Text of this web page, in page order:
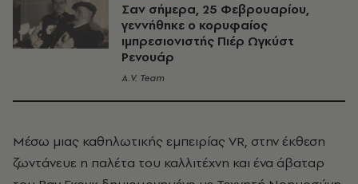
Σαν σήμερα, 25 Φεβρουαρίου,
γεννήθηκε ο κορυφαίος
ιμπρεσιονιστής Πιέρ Ωγκύστ
Ρενουάρ
A.V. Team
Μέσω μιας καθηλωτικής εμπειρίας VR, στην έκθεση
ζωντάνευε η παλέτα του καλλιτέχνη και ένα άβαταρ